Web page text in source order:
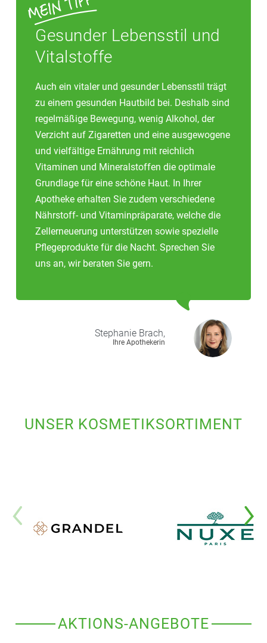
Kamillentee wirkt zusätzlich mild
entzündungshemmend.
Gesunder Lebensstil und
Vitalstoffe
Auch ein vitaler und gesunder Lebensstil trägt
zu einem gesunden Hautbild bei. Deshalb sind
regelmäßige Bewegung, wenig Alkohol, der
Verzicht auf Zigaretten und eine ausgewogene
und vielfältige Ernährung mit reichlich
Vitaminen und Mineralstoffen die optimale
Grundlage für eine schöne Haut. In Ihrer
Apotheke erhalten Sie zudem verschiedene
Nährstoff- und Vitaminpräparate, welche die
Zellerneuerung unterstützen sowie spezielle
Pflegeprodukte für die Nacht. Sprechen Sie
uns an, wir beraten Sie gern.
Stephanie Brach,
Ihre Apothekerin
UNSER KOSMETIKSORTIMENT
AKTIONS-ANGEBOTE